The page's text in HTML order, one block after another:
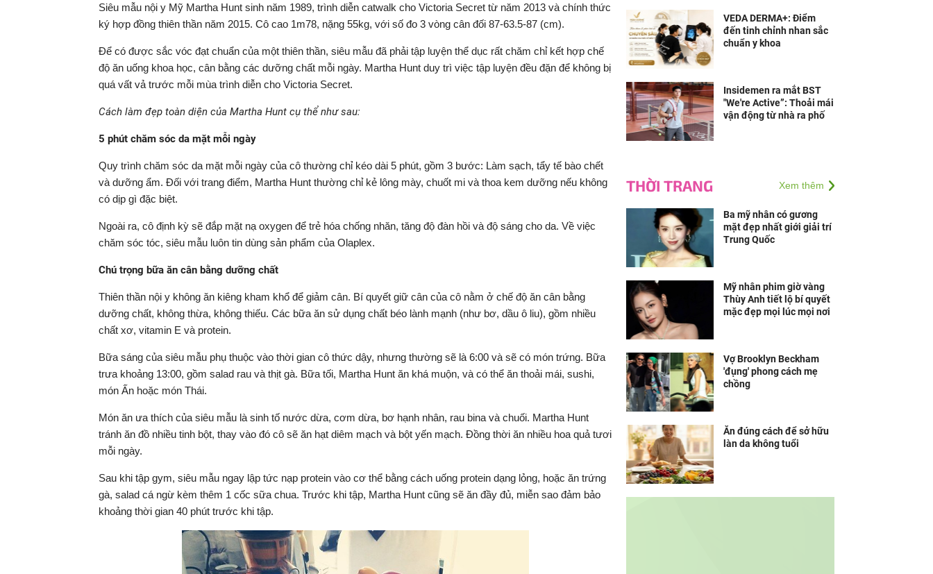
Siêu mẫu nội y Mỹ Martha Hunt sinh năm 1989, trình diễn catwalk cho Victoria Secret từ năm 2013 và chính thức
ký hợp đồng thiên thần năm 2015. Cô cao 1m78, nặng 55kg, với số đo 3 vòng cân đối 87-63.5-87 (cm).
Để có được sắc vóc đạt chuẩn của một thiên thần, siêu mẫu đã phải tập luyện thể dục rất chăm chỉ kết hợp chế
độ ăn uống khoa học, cân bằng các dưỡng chất mỗi ngày. Martha Hunt duy trì việc tập luyện đều đặn để không bị
quá vất vả trước mỗi mùa trình diễn cho Victoria Secret.
Cách làm đẹp toàn diện của Martha Hunt cụ thể như sau:
5 phút chăm sóc da mặt mỗi ngày
Quy trình chăm sóc da mặt mỗi ngày của cô thường chỉ kéo dài 5 phút, gồm 3 bước: Làm sạch, tẩy tế bào chết
và dưỡng ẩm. Đối với trang điểm, Martha Hunt thường chỉ kẻ lông mày, chuốt mi và thoa kem dưỡng nếu không
có dịp gì đặc biệt.
Ngoài ra, cô định kỳ sẽ đắp mặt nạ oxygen để trẻ hóa chống nhăn, tăng độ đàn hồi và độ sáng cho da. Về việc
chăm sóc tóc, siêu mẫu luôn tin dùng sản phẩm của Olaplex.
Chú trọng bữa ăn cân bằng dưỡng chất
Thiên thần nội y không ăn kiêng kham khổ để giảm cân. Bí quyết giữ cân của cô nằm ở chế độ ăn cân bằng
dưỡng chất, không thừa, không thiếu. Các bữa ăn sử dụng chất béo lành mạnh (như bơ, dầu ô liu), gồm nhiều
chất xơ, vitamin E và protein.
Bữa sáng của siêu mẫu phụ thuộc vào thời gian cô thức dậy, nhưng thường sẽ là 6:00 và sẽ có món trứng. Bữa
trưa khoảng 13:00, gồm salad rau và thịt gà. Bữa tối, Martha Hunt ăn khá muộn, và có thể ăn thoải mái, sushi,
món Ấn hoặc món Thái.
Món ăn ưa thích của siêu mẫu là sinh tố nước dừa, cơm dừa, bơ hạnh nhân, rau bina và chuối. Martha Hunt
tránh ăn đồ nhiều tinh bột, thay vào đó cô sẽ ăn hạt diêm mạch và bột yến mạch. Đồng thời ăn nhiều hoa quả tươi
mỗi ngày.
Sau khi tập gym, siêu mẫu ngay lập tức nạp protein vào cơ thể bằng cách uống protein dạng lỏng, hoặc ăn trứng
gà, salad cá ngừ kèm thêm 1 cốc sữa chua. Trước khi tập, Martha Hunt cũng sẽ ăn đầy đủ, miễn sao đảm bảo
khoảng thời gian 40 phút trước khi tập.
VEDA DERMA+: Điểm
đến tinh chỉnh nhan sắc
chuẩn y khoa
Insidemen ra mắt BST
"We're Active”: Thoải mái
vận động từ nhà ra phố
THỜI TRANG Xem thêm
Ba mỹ nhân có gương
mặt đẹp nhất giới giải trí
Trung Quốc
Mỹ nhân phim giờ vàng
Thùy Anh tiết lộ bí quyết
mặc đẹp mọi lúc mọi nơi
Vợ Brooklyn Beckham
'đụng' phong cách mẹ
chồng
Ăn đúng cách để sở hữu
làn da không tuổi